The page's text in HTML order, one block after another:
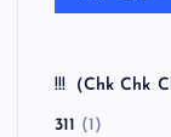
!!!（Chk Chk
311 (1)